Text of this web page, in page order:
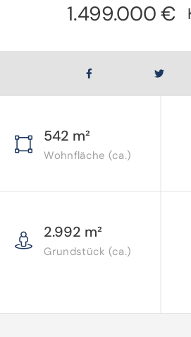
1.499.000 €
542 m²
Wohnfläche (ca.)
2.992 m²
Grundstück (ca.)